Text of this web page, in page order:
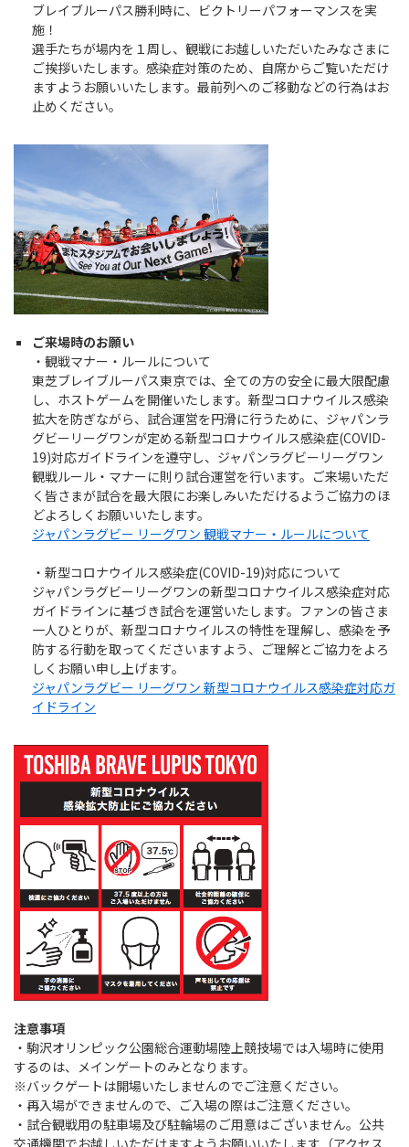
ブレイブルーパス勝利時に、ビクトリーパフォーマンスを実
施！
選手たちが場内を１周し、観戦にお越しいただいたみなさまに
ご挨拶いたします。感染症対策のため、自席からご覧いただけ
ますようお願いいたします。最前列へのご移動などの行為はお
止めください。
ご来場時のお願い
・観戦マナー・ルールについて
東芝ブレイブルーパス東京では、全ての方の安全に最大限配慮
し、ホストゲームを開催いたします。新型コロナウイルス感染
拡大を防ぎながら、試合運営を円滑に行うために、ジャパンラ
グビーリーグワンが定める新型コロナウイルス感染症(COVID-
19)対応ガイドラインを遵守し、ジャパンラグビーリーグワン
観戦ルール・マナーに則り試合運営を行います。ご来場いただ
く皆さまが試合を最大限にお楽しみいただけるようご協力のほ
どよろしくお願いいたします。
ジャパンラグビー リーグワン 観戦マナー・ルールについて
・新型コロナウイルス感染症(COVID-19)対応について
ジャパンラグビーリーグワンの新型コロナウイルス感染症対応
ガイドラインに基づき試合を運営いたします。ファンの皆さま
一人ひとりが、新型コロナウイルスの特性を理解し、感染を予
防する行動を取ってくださいますよう、ご理解とご協力をよろ
しくお願い申し上げます。
ジャパンラグビー リーグワン 新型コロナウイルス感染症対応ガ
イドライン
注意事項
・駒沢オリンピック公園総合運動場陸上競技場では入場時に使用
するのは、メインゲートのみとなります。
※バックゲートは開場いたしませんのでご注意ください。
・再入場ができませんので、ご入場の際はご注意ください。
・試合観戦用の駐車場及び駐輪場のご用意はございません。公共
交通機関でお越しいただけますようお願いいたします（アクセス